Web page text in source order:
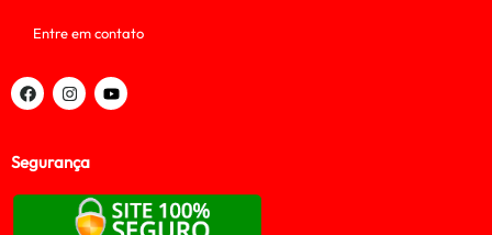
Entre em contato
Segurança